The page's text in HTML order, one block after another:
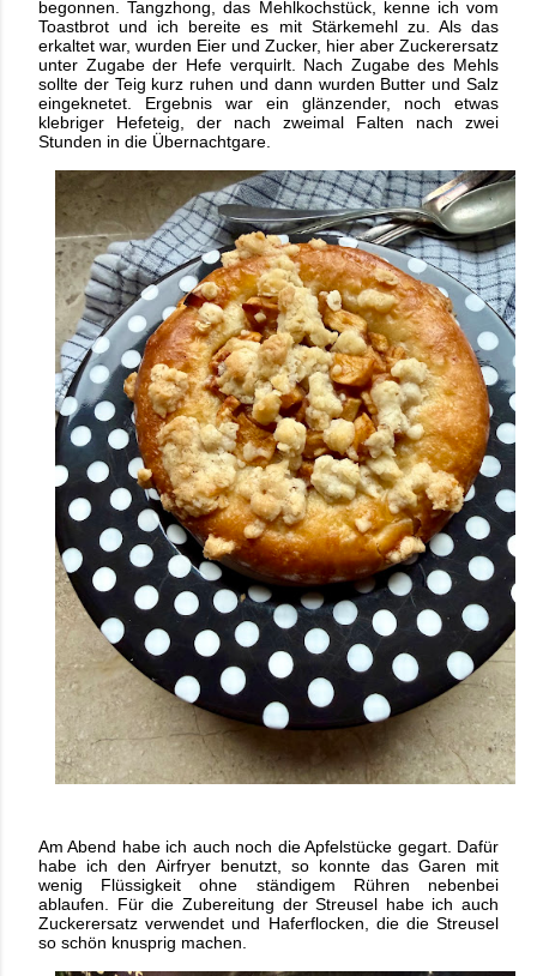
begonnen. Tangzhong, das Mehlkochstück, kenne ich vom
Toastbrot und ich bereite es mit Stärkemehl zu. Als das
erkaltet war, wurden Eier und Zucker, hier aber Zuckerersatz
unter Zugabe der Hefe verquirlt. Nach Zugabe des Mehls
sollte der Teig kurz ruhen und dann wurden Butter und Salz
eingeknetet. Ergebnis war ein glänzender, noch etwas
klebriger Hefeteig, der nach zweimal Falten nach zwei
Stunden in die Übernachtgare.
Am Abend habe ich auch noch die Apfelstücke gegart. Dafür
habe ich den Airfryer benutzt, so konnte das Garen mit
wenig Flüssigkeit ohne ständigem Rühren nebenbei
ablaufen. Für die Zubereitung der Streusel habe ich auch
Zuckerersatz verwendet und Haferflocken, die die Streusel
so schön knusprig machen.